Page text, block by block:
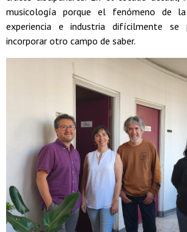
musicología porque el fenómeno de
experiencia e industria difícilmente se
incorporar otro campo de saber.